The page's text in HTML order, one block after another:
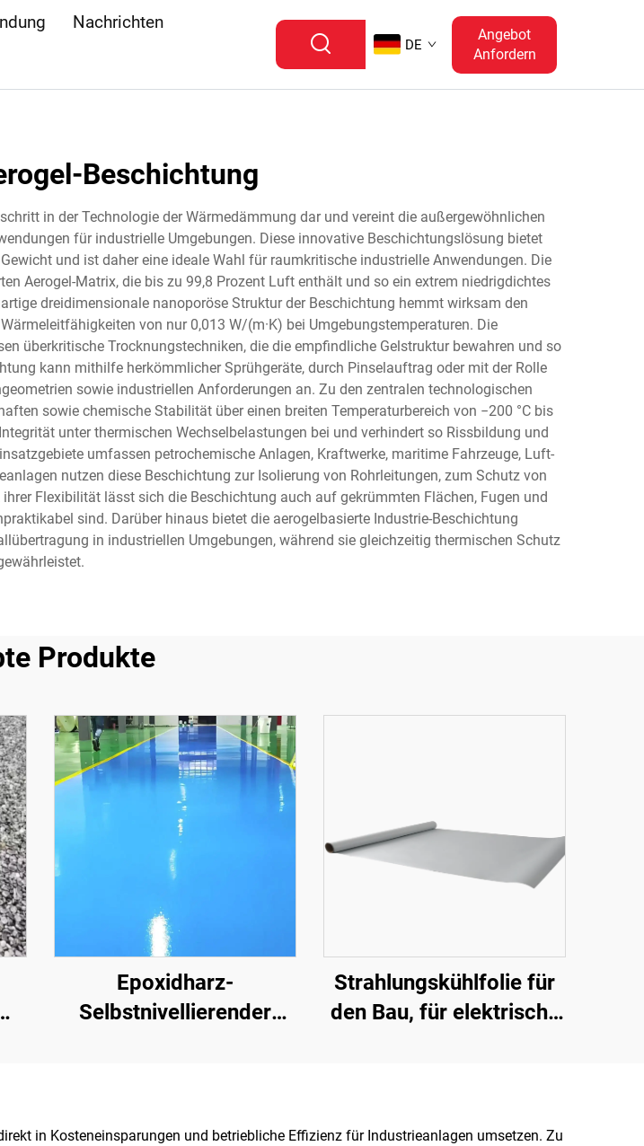
Nachrichten
DE
Angebot
Anfordern
Beschichtung
in der Technologie der Wärmedämmung dar und vereint die außergewöhnlichen
für industrielle Umgebungen. Diese innovative Beschichtungslösung bietet
und ist daher eine ideale Wahl für raumkritische industrielle Anwendungen. Die
Aerogel-Matrix, die bis zu 99,8 Prozent Luft enthält und so ein extrem niedrigdichtes
dreidimensionale nanoporöse Struktur der Beschichtung hemmt wirksam den
von nur 0,013 W/(m·K) bei Umgebungstemperaturen. Die
überkritische Trocknungstechniken, die die empfindliche Gelstruktur bewahren und so
kann mithilfe herkömmlicher Sprühgeräte, durch Pinselauftrag oder mit der Rolle
sowie industriellen Anforderungen an. Zu den zentralen technologischen
sowie chemische Stabilität über einen breiten Temperaturbereich von −200 °C bis
unter thermischen Wechselbelastungen bei und verhindert so Rissbildung und
umfassen petrochemische Anlagen, Kraftwerke, maritime Fahrzeuge, Luft-
nutzen diese Beschichtung zur Isolierung von Rohrleitungen, zum Schutz von
Flexibilität lässt sich die Beschichtung auch auf gekrümmten Flächen, Fugen und
sind. Darüber hinaus bietet die aerogelbasierte Industrie-Beschichtung
in industriellen Umgebungen, während sie gleichzeitig thermischen Schutz
Produkte
|
Epoxidharz-
Selbstnivellierender
Wohnprojekte
Strahlungskühlfolie für
den Bau, für elektrische
Getreidelager,
in Kosteneinsparungen und betriebliche Effizienz für Industrieanlagen umsetzen. Zu